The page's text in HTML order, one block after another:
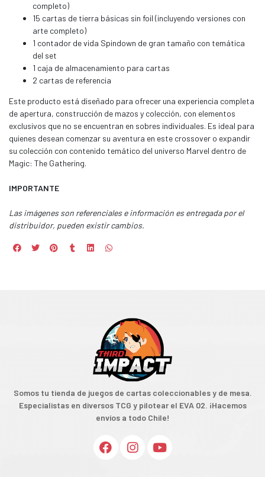
completo)
15 cartas de tierra básicas sin foil (incluyendo versiones con
arte completo)
1 contador de vida Spindown de gran tamaño con temática
del set
1 caja de almacenamiento para cartas
2 cartas de referencia
Este producto está diseñado para ofrecer una experiencia completa
de apertura, construcción de mazos y colección, con elementos
exclusivos que no se encuentran en sobres individuales. Es ideal para
quienes desean comenzar su aventura en este crossover o expandir
su colección con contenido temático del universo Marvel dentro de
Magic: The Gathering.
IMPORTANTE
Las imágenes son referenciales e información es entregada por el
distribuidor, pueden existir cambios.
Somos tu tienda de juegos de cartas coleccionables y de mesa.
Especialistas en diversos TCG y pilotear el EVA 02. ¡Hacemos
envíos a todo Chile!